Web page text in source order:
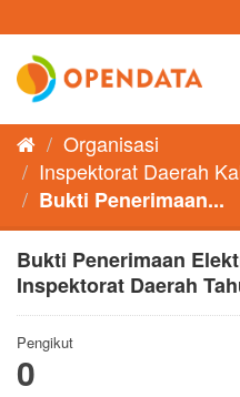
to
content
Organisasi
Inspektorat Daerah
Bukti Penerimaan...
Bukti Penerimaan
Inspektorat Daerah
Pengikut
0